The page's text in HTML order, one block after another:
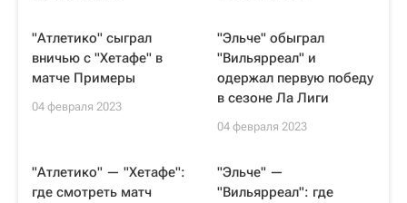
"Атлетико" сыграл
вничью с "Хетафе" в
матче Примеры
04 февраля 2023
"Эльче" обыграл
"Вильярреал" и
одержал первую победу
в сезоне Ла Лиги
04 февраля 2023
"Атлетико" — "Хетафе":
где смотреть матч
"Эльче" —
"Вильярреал": где